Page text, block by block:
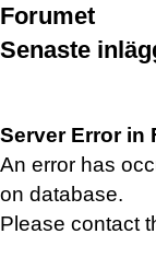
Forumet
Senaste
Server Error in
An error has
on database.
Please contact